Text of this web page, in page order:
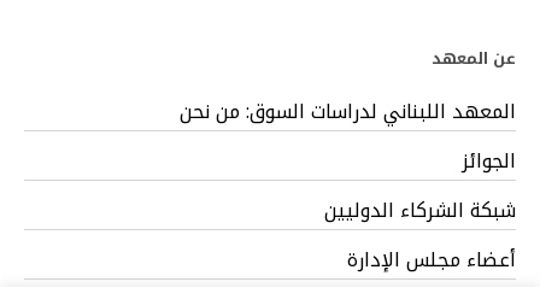
عن المعهد
المعهد اللبناني لدراسات السوق: من نحن
الجوائز
شبكة الشركاء الدوليين
أعضاء مجلس الإدارة